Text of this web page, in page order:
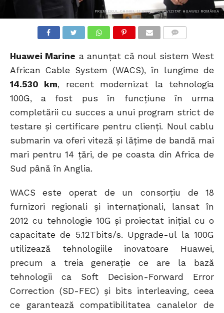
PREMIERUL CHINEI, LI KEQIANG, A VIZITAT HUAWEI ROMÂNIA
Huawei Marine a anunțat că noul sistem West
African Cable System (WACS), în lungime de
14.530 km, recent modernizat la tehnologia
100G, a fost pus în funcțiune în urma
completării cu succes a unui program strict de
testare și certificare pentru clienți. Noul cablu
submarin va oferi viteză și lățime de bandă mai
mari pentru 14 țări, de pe coasta din Africa de
Sud până în Anglia.
WACS este operat de un consorțiu de 18
furnizori regionali și internaționali, lansat în
2012 cu tehnologie 10G și proiectat inițial cu o
capacitate de 5.12Tbits/s. Upgrade-ul la 100G
utilizează tehnologiile inovatoare Huawei,
precum a treia generație ce are la bază
tehnologii ca Soft Decision-Forward Error
Correction (SD-FEC) și bits interleaving, ceea
ce garantează compatibilitatea canalelor de